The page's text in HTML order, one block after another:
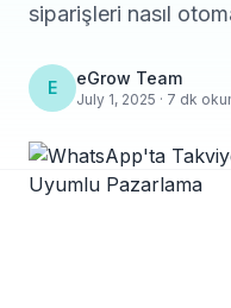
siparişleri nasıl
E eGrow Team
July 1, 2025 · 7 dk